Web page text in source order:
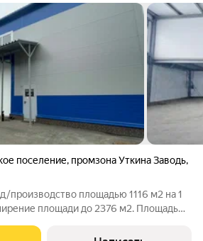
поселение, промзона Уткина Заводь,
производство площадью 1116 м2 на 1
площади до 2376 м2. Площадь
6 м (до ферм) Мощность 100 кВт 4